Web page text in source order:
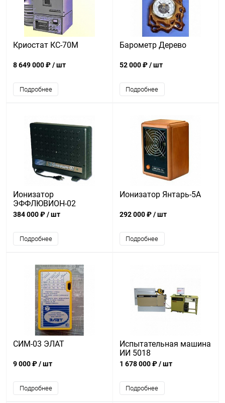
Криостат КС-70М
8 649 000 ₽/ шт
Подробнее
Барометр Дерево
52 000 ₽/ шт
Подробнее
Ионизатор
ЭФФЛЮВИОН-02
384 000 ₽/ шт
Подробнее
Ионизатор Янтарь-5А
292 000 ₽/ шт
Подробнее
СИМ-03 ЭЛАТ
9 000 ₽/ шт
Подробнее
Испытательная машина
ИИ 5018
1 678 000 ₽/ шт
Подробнее